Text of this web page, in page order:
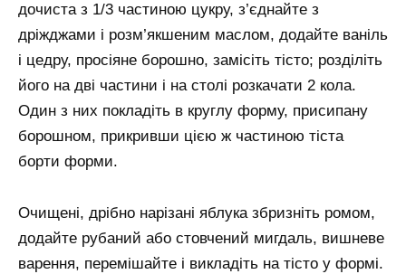
дочиста з 1/3 частиною цукру, з’єднайте з
дріжджами і розм’якшеним маслом, додайте ваніль
і цедру, просіяне борошно, замісіть тісто; розділіть
його на дві частини і на столі розкачати 2 кола.
Один з них покладіть в круглу форму, присипану
борошном, прикривши цією ж частиною тіста
борти форми.
Очищені, дрібно нарізані яблука збризніть ромом,
додайте рубаний або стовчений мигдаль, вишневе
варення, перемішайте і викладіть на тісто у формі.